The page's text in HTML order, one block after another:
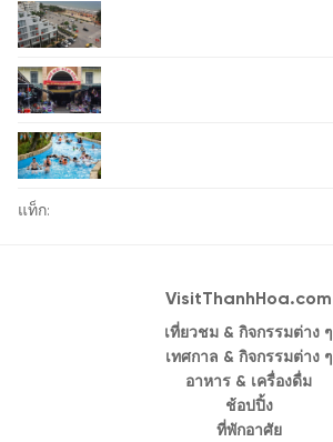
แท็ก:
VisitThanhHoa.com
เที่ยวชม & กิจกรรมต่าง ๆ
เทศกาล & กิจกรรมต่าง ๆ
อาหาร & เครื่องดื่ม
ช้อปปิ้ง
ที่พักอาศัย